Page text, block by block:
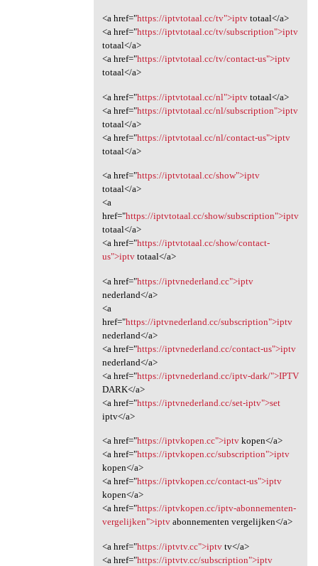
<a href="https://iptvtotaal.cc/tv">iptvtotaal</a>
<a href="https://iptvtotaal.cc/tv/subscription">iptv
totaal</a>
<a href="https://iptvtotaal.cc/tv/contact-us">iptv
totaal</a>
<a href="https://iptvtotaal.cc/nl">iptvtotaal</a>
<a href="https://iptvtotaal.cc/nl/subscription">iptv
totaal</a>
<a href="https://iptvtotaal.cc/nl/contact-us">iptv
totaal</a>
<a href="https://iptvtotaal.cc/show">iptv
totaal</a>
<a
href="https://iptvtotaal.cc/show/subscription">iptv
totaal</a>
<a href="https://iptvtotaal.cc/show/contact-
us">iptvtotaal</a>
<a href="https://iptvnederland.cc">iptv
nederland</a>
<a
href="https://iptvnederland.cc/subscription">iptv
nederland</a>
<a href="https://iptvnederland.cc/contact-us">iptv
nederland</a>
<a href="https://iptvnederland.cc/iptv-dark/">IPTV
DARK</a>
<a href="https://iptvnederland.cc/set-iptv">set
iptv</a>
<a href="https://iptvkopen.cc">iptvkopen</a>
<a href="https://iptvkopen.cc/subscription">iptv
kopen</a>
<a href="https://iptvkopen.cc/contact-us">iptv
kopen</a>
<a href="https://iptvkopen.cc/iptv-abonnementen-
vergelijken">iptvabonnementen vergelijken</a>
<a href="https://iptvtv.cc">iptvtv</a>
<a href="https://iptvtv.cc/subscription">iptv